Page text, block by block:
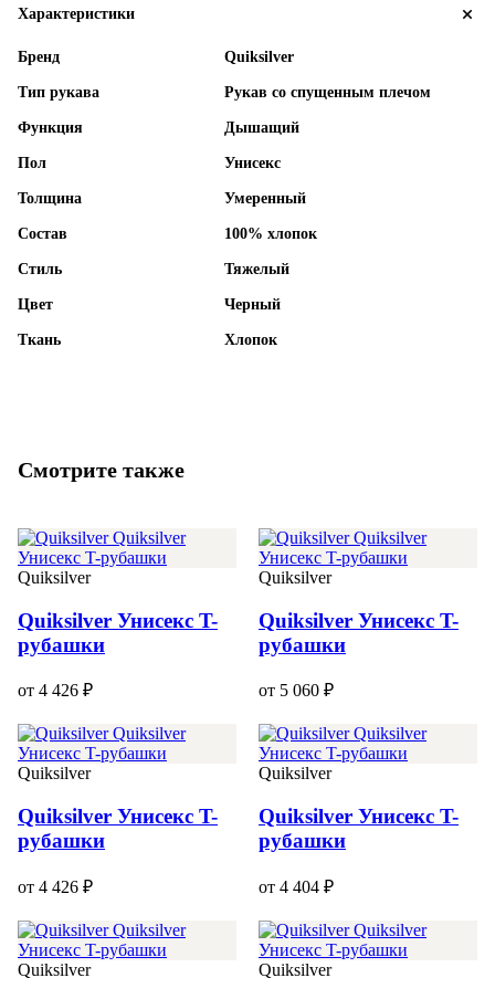
Характеристики
Бренд Quiksilver
Тип рукава Рукав со спущенным плечом
Функция Дышащий
Пол Унисекс
Толщина Умеренный
Состав 100% хлопок
Стиль Тяжелый
Цвет Черный
Ткань Хлопок
Смотрите также
Quiksilver
Quiksilver Унисекс T-
рубашки
от 4 426 ₽
Quiksilver
Quiksilver Унисекс T-
рубашки
от 5 060 ₽
Quiksilver
Quiksilver Унисекс T-
рубашки
от 4 426 ₽
Quiksilver
Quiksilver Унисекс T-
рубашки
от 4 404 ₽
Quiksilver Quiksilver